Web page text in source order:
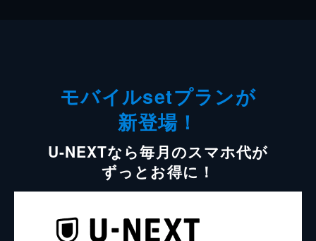
モバイルsetプランが
新登場！
U-NEXTなら毎月のスマホ代が
ずっとお得に！